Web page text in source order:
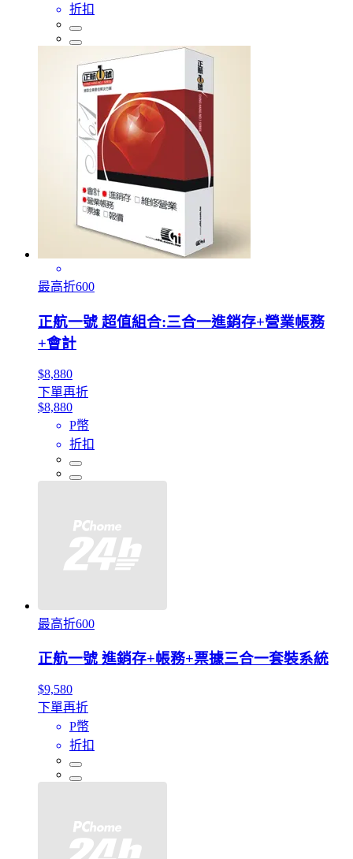
折扣
最高折600
正航一號 超值組合:三合一進銷存+營業帳務
+會計
$8,880
下單再折
$8,880
P幣
折扣
最高折600
正航一號 進銷存+帳務+票據三合一套裝系統
$9,580
下單再折
P幣
折扣